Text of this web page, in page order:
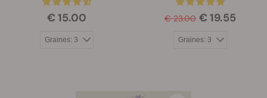
€ 15.00 € 23.00 € 19.55